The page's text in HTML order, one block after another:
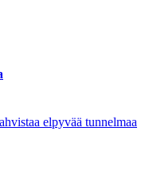
elpyvää tunnelmaa